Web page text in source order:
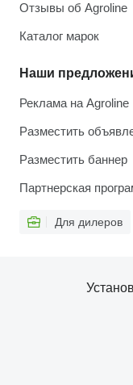
Отзывы об Agroline
Каталог марок
Наши
Реклама на Agroline
Разместить
Разместить баннер
Партнерская
Для дилеров